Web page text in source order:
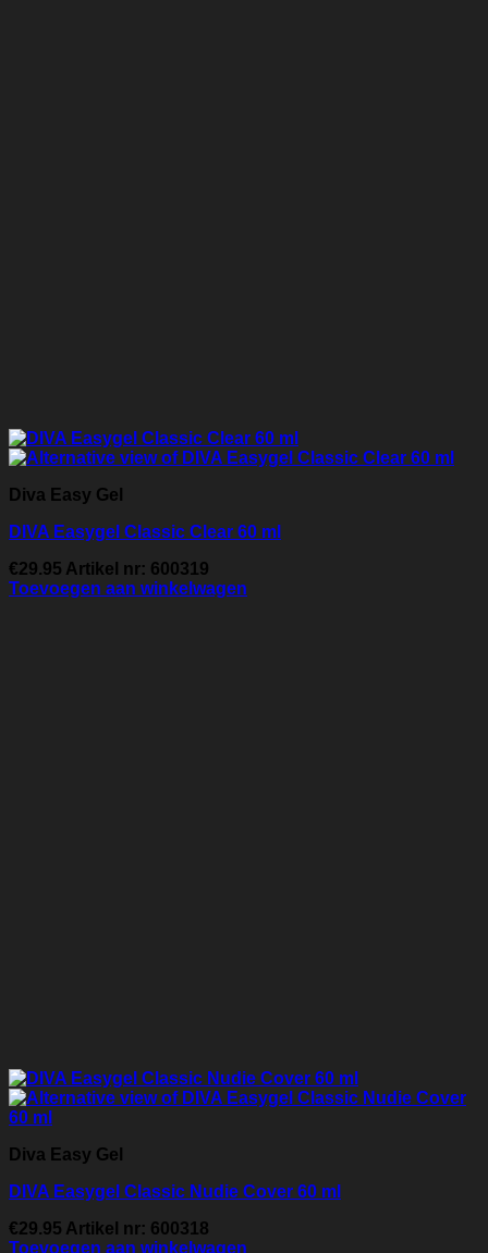
Diva Easy Gel
DIVA Easygel Classic Clear 60 ml
€29.95 Artikel nr: 600319
Toevoegen aan winkelwagen
Diva Easy Gel
DIVA Easygel Classic Nudie Cover 60 ml
€29.95 Artikel nr: 600318
Toevoegen aan winkelwagen